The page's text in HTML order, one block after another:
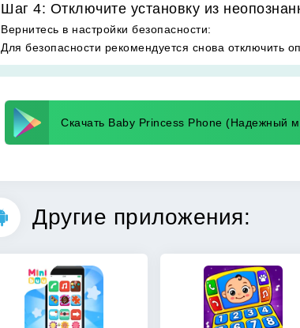
Шаг 4: Отключите установку из
Вернитесь в настройки безопасности:
Для безопасности рекомендуется снова отключить
Скачать Baby Princess Phone (Надежный
Другие приложения: